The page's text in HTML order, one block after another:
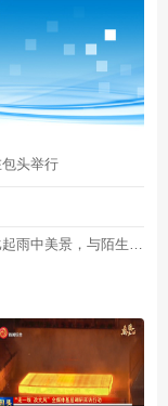
头举行
一位包头女孩的随手抓拍视频火了！当事人：比起雨中美景，与陌生人隔着屏幕的共鸣更让人心生欢喜